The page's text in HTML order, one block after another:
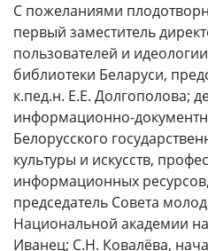
С пожеланиями
первый заместитель
пользователей и
библиотеки Беларуси,
к.пед.н. Е.Е. Долгополова;
информационно-
Белорусского
культуры и искусств,
информационных
председатель Совета
Национальной академии
Иванец; С.Н. Ковалёва,